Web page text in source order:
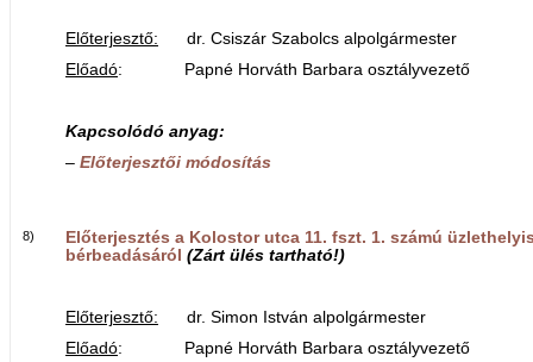
Előterjesztő: dr. Csiszár Szabolcs alpolgármester
Előadó: Papné Horváth Barbara osztályvezető
Kapcsolódó anyag:
– Előterjesztői módosítás
8)
Előterjesztés a Kolostor utca 11. fszt. 1. számú
bérbeadásáról (Zárt ülés tartható!)
Előterjesztő: dr. Simon István alpolgármester
Előadó: Papné Horváth Barbara osztályvezető